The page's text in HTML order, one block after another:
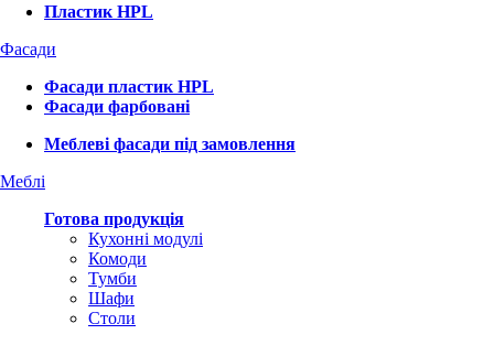
Пластик HPL
Фасади
Фасади пластик HPL
Фасади фарбовані
Меблеві фасади під замовлення
Меблі
Готова продукція
Кухонні модулі
Комоди
Тумби
Шафи
Столи